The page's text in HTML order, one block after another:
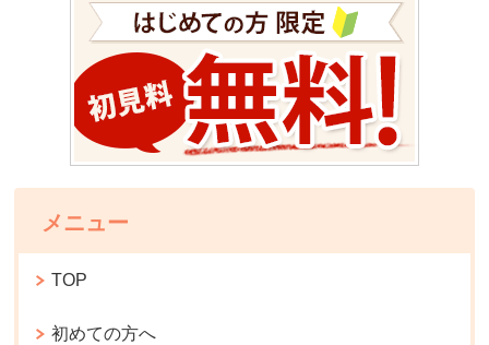
メニュー
TOP
初めての方へ